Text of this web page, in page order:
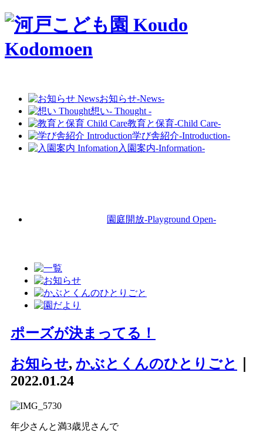
お知らせ-News-
想い- Thought -
教育と保育-Child Care-
学び舎紹介-Introduction-
入園案内-Information-
園庭開放-Playground Open-
ポーズが決まってる！
お知らせ, かぶとくんのひとりごと
2022.01.24
年少さんと満3歳児さんで